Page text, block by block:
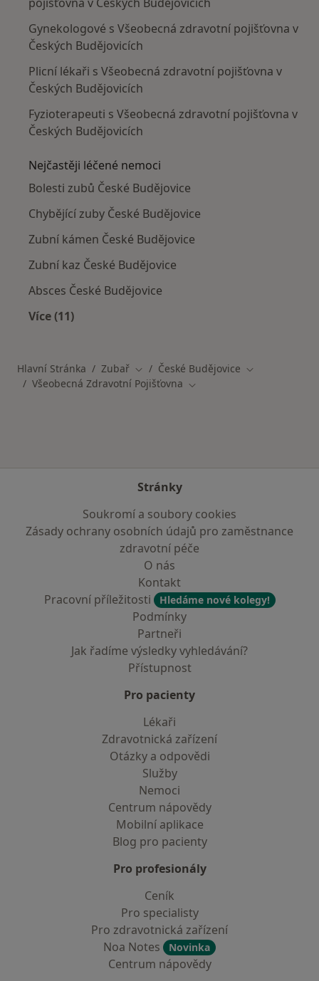
Gynekologové s Všeobecná zdravotní pojišťovna v
Českých Budějovicích
Plicní lékaři s Všeobecná zdravotní pojišťovna v
Českých Budějovicích
Fyzioterapeuti s Všeobecná zdravotní pojišťovna v
Českých Budějovicích
Nejčastěji léčené nemoci
Bolesti zubů České Budějovice
Chybějící zuby České Budějovice
Zubní kámen České Budějovice
Zubní kaz České Budějovice
Absces České Budějovice
Více (11)
Hlavní Stránka Zubař Změna města
České Budějovice Změna města
Všeobecná Zdravotní Pojišťovna Změna města
Stránky
Soukromí a soubory cookies
Zásady ochrany osobních údajů pro zaměstnance
zdravotní péče
O nás
Kontakt
Pracovní příležitosti
Hledáme nové kolegy!
Podmínky
Partneři
Jak řadíme výsledky vyhledávání?
Přístupnost
Pro pacienty
Lékaři
Zdravotnická zařízení
Otázky a odpovědi
Služby
Nemoci
Centrum nápovědy
Mobilní aplikace
Blog pro pacienty
Pro profesionály
Ceník
Pro specialisty
Pro zdravotnická zařízení
Noa Notes
Novinka
Centrum nápovědy